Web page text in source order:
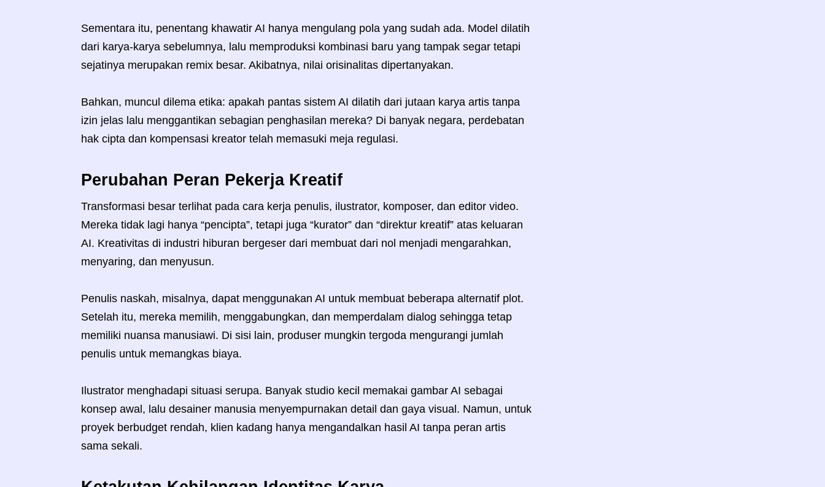
Sementara itu, penentang khawatir AI hanya mengulang pola yang sudah ada. Model dilatih
dari karya-karya sebelumnya, lalu memproduksi kombinasi baru yang tampak segar tetapi
sejatinya merupakan remix besar. Akibatnya, nilai orisinalitas dipertanyakan.
Bahkan, muncul dilema etika: apakah pantas sistem AI dilatih dari jutaan karya artis tanpa
izin jelas lalu menggantikan sebagian penghasilan mereka? Di banyak negara, perdebatan
hak cipta dan kompensasi kreator telah memasuki meja regulasi.
Perubahan Peran Pekerja Kreatif
Transformasi besar terlihat pada cara kerja penulis, ilustrator, komposer, dan editor video.
Mereka tidak lagi hanya “pencipta”, tetapi juga “kurator” dan “direktur kreatif” atas keluaran
AI. Kreativitas di industri hiburan bergeser dari membuat dari nol menjadi mengarahkan,
menyaring, dan menyusun.
Penulis naskah, misalnya, dapat menggunakan AI untuk membuat beberapa alternatif plot.
Setelah itu, mereka memilih, menggabungkan, dan memperdalam dialog sehingga tetap
memiliki nuansa manusiawi. Di sisi lain, produser mungkin tergoda mengurangi jumlah
penulis untuk memangkas biaya.
Ilustrator menghadapi situasi serupa. Banyak studio kecil memakai gambar AI sebagai
konsep awal, lalu desainer manusia menyempurnakan detail dan gaya visual. Namun, untuk
proyek berbudget rendah, klien kadang hanya mengandalkan hasil AI tanpa peran artis
sama sekali.